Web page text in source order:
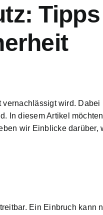
wird.
In diesem Artikel
wir Einblicke
Ein Einbruch kann